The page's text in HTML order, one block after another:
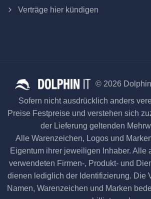
Verträge hier kündigen
© 2026
Sofern nicht ausdrücklich anders
Preise Festpreise und verstehen sich
der Lieferung geltenden
Alle Warenzeichen, Logos und
Eigentum ihrer jeweiligen Inhaber. Alle
verwendeten Firmen-, Produkt- und
dienen lediglich der Identifizierung. Die
Namen, Warenzeichen und Marken